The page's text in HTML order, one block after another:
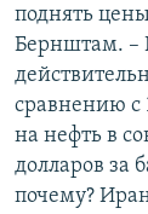
поднять
Бернштам. –
сравнению с
на нефть в
долларов за
почему?